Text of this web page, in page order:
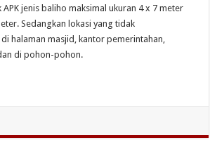
jenis baliho maksimal ukuran 4 x 7 meter
Sedangkan lokasi yang tidak
halaman masjid, kantor pemerintahan,
di pohon-pohon.